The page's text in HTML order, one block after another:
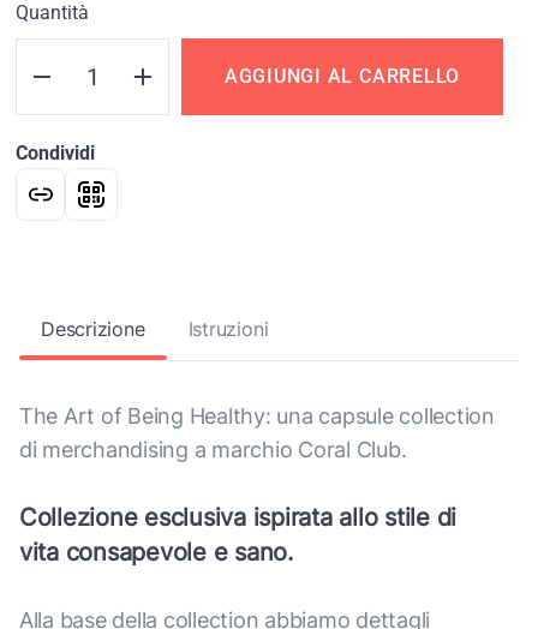
Quantità
AGGIUNGI AL CARRELLO
Condividi
Descrizione Istruzioni
The Art of Being Healthy: una capsule collection
di merchandising a marchio Coral Club.
Collezione esclusiva ispirata allo stile di
vita consapevole e sano.
Alla base della collection abbiamo dettagli